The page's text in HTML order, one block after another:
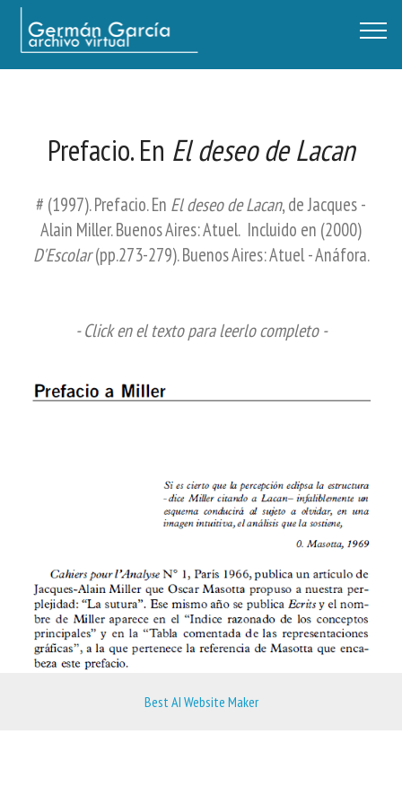
Germán García - Archivo Virtual / Centro Descartes, Buenos Aires
Prefacio. En El deseo de Lacan
# (1997). Prefacio. En El deseo de Lacan, de Jacques -
Alain Miller. Buenos Aires: Atuel. Incluido en (2000)
D'Escolar(pp.273-279). Buenos Aires: Atuel - Anáfora.
- Click en el texto para leerlo completo -
Best AI Website Maker